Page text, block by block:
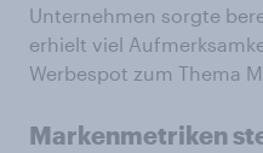
Unternehmen sorgte
erhielt viel
Werbespot zum Thema
Markenmetriken